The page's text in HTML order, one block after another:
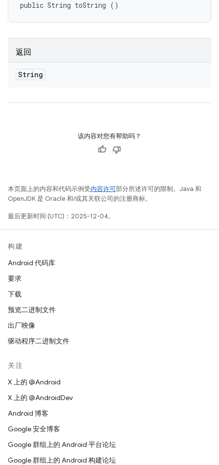
public String toString ()
返回
String
该内容对您有帮助吗？
本页面上的内容和代码示例受内容许可部分所述许可的限制。Java 和
OpenJDK 是 Oracle 和/或其关联公司的注册商标。
最后更新时间 (UTC)：2025-12-04。
构建
Android 代码库
要求
下载
预览二进制文件
出厂映像
驱动程序二进制文件
关注
X 上的 @Android
X 上的 @AndroidDev
Android 博客
Google 安全博客
Google 群组上的 Android 平台论坛
Google 群组上的 Android 构建论坛